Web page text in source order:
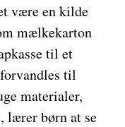
være en kilde
mælkekarton
til et
til
materialer,
lærer børn at se